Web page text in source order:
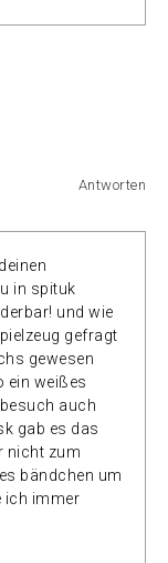
Antworten
in spituk
und wie
gefragt
gewesen
ein weißes
auch
gab es das
nicht zum
bändchen um
ich immer